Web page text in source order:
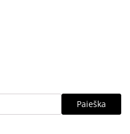
Paieška